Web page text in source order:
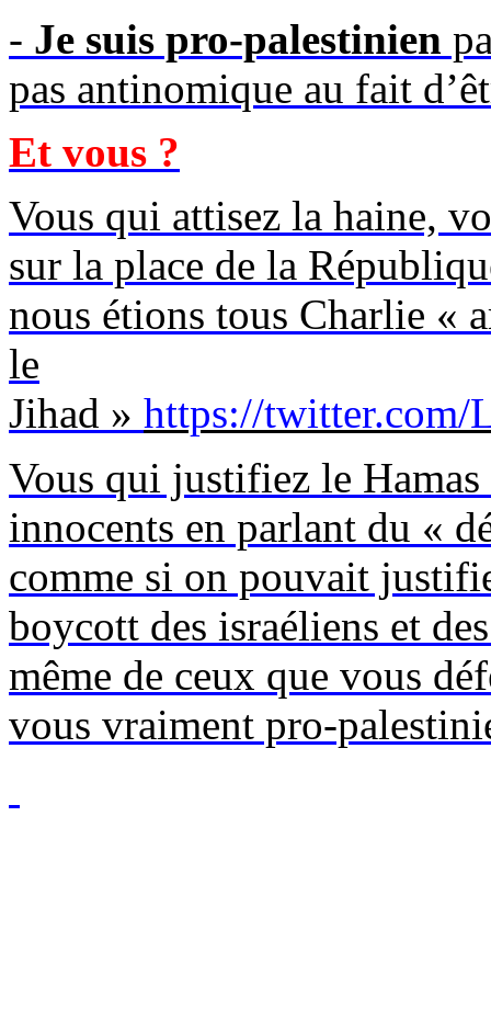
- Je suis pro-palestinien
pas antinomique au fait
Et vous ?
Vous qui attisez la haine,
sur la place de la
nous étions tous Charlie «
le
Jihad » https://twitter.com/
Vous qui justifiez le
innocents en parlant du «
comme si on pouvait
boycott des israéliens et
même de ceux que vous
vous vraiment pro-